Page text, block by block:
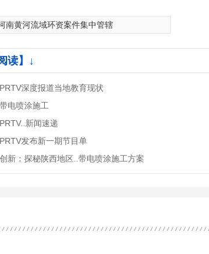
南黄河流域环资案件集中管辖
读】↓
深度报道当地教育现状
电喷涂施工
新闻速递
发布新一期节目单
新：探秘陕西地区..带电喷涂施工方案